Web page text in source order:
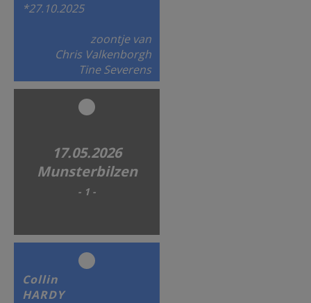
*27.10.2025
zoontje van
Chris Valkenborgh
Tine Severens
17.05.2026
Munsterbilzen
- 1 -
Collin
HARDY